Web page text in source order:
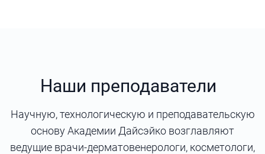
Наши преподаватели
Научную, технологическую и преподавательскую
основу Академии Дайсэйко возглавляют
ведущие врачи-дерматовенерологи, косметологи,